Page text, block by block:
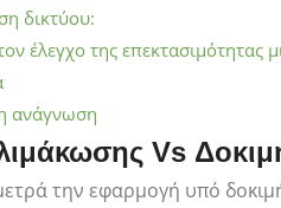
δικτύου:
έλεγχο της επεκτασιμότητας
ανάγνωση
Vs
την εφαρμογή υπό